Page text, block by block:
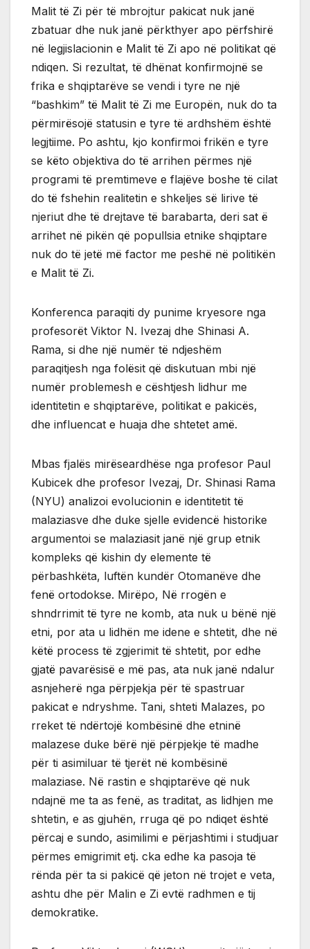
Malit të Zi për të mbrojtur pakicat nuk janë
zbatuar dhe nuk janë përkthyer apo përfshirë
në legjislacionin e Malit të Zi apo në politikat që
ndiqen. Si rezultat, të dhënat konfirmojnë se
frika e shqiptarëve se vendi i tyre ne një
“bashkim” të Malit të Zi me Europën, nuk do ta
përmirësojë statusin e tyre të ardhshëm është
legjtiime. Po ashtu, kjo konfirmoi frikën e tyre
se këto objektiva do të arrihen përmes një
programi të premtimeve e flajëve boshe të cilat
do të fshehin realitetin e shkeljes së lirive të
njeriut dhe të drejtave të barabarta, deri sat ë
arrihet në pikën që popullsia etnike shqiptare
nuk do të jetë më factor me peshë në politikën
e Malit të Zi.
Konferenca paraqiti dy punime kryesore nga
profesorët Viktor N. Ivezaj dhe Shinasi A.
Rama, si dhe një numër të ndjeshëm
paraqitjesh nga folësit që diskutuan mbi një
numër problemesh e cështjesh lidhur me
identitetin e shqiptarëve, politikat e pakicës,
dhe influencat e huaja dhe shtetet amë.
Mbas fjalës mirëseardhëse nga profesor Paul
Kubicek dhe profesor Ivezaj, Dr. Shinasi Rama
(NYU) analizoi evolucionin e identitetit të
malaziasve dhe duke sjelle evidencë historike
argumentoi se malaziasit janë një grup etnik
kompleks që kishin dy elemente të
përbashkëta, luftën kundër Otomanëve dhe
fenë ortodokse. Mirëpo, Në rrogën e
shndrrimit të tyre ne komb, ata nuk u bënë një
etni, por ata u lidhën me idene e shtetit, dhe në
këtë process të zgjerimit të shtetit, por edhe
gjatë pavarësisë e më pas, ata nuk janë ndalur
asnjeherë nga përpjekja për të spastruar
pakicat e ndryshme. Tani, shteti Malazes, po
rreket të ndërtojë kombësinë dhe etninë
malazese duke bërë një përpjekje të madhe
për ti asimiluar të tjerët në kombësinë
malaziase. Në rastin e shqiptarëve që nuk
ndajnë me ta as fenë, as traditat, as lidhjen me
shtetin, e as gjuhën, rruga që po ndiqet është
përcaj e sundo, asimilimi e përjashtimi i studjuar
përmes emigrimit etj. cka edhe ka pasoja të
rënda për ta si pakicë që jeton në trojet e veta,
ashtu dhe për Malin e Zi evtë radhmen e tij
demokratike.